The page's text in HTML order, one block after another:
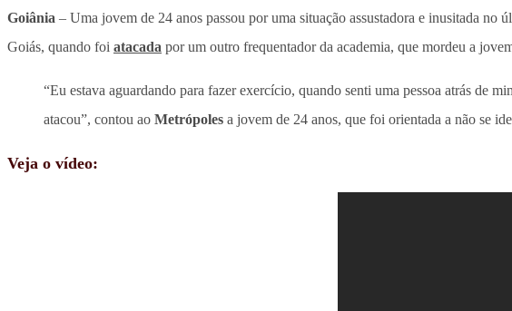
Goiânia – Uma jovem de 24 anos passou por uma situação assustadora e inusitada
Goiás, quando foi atacada por um outro frequentador da academia, que mordeu a
“Eu estava aguardando para fazer exercício, quando senti uma pessoa atrás de
atacou”, contou ao Metrópoles a jovem de 24 anos, que foi orientada a não se
Veja o vídeo: